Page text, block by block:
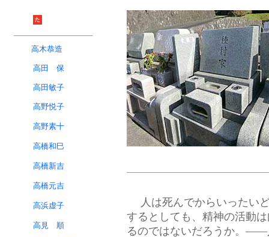
人は死んでからいったい
するとしても、精神の活動
るのではないだろうか。——
高木恭造
高田 保
高田敏子
高野悦子
高野素十
高橋和巳
高橋新吉
高橋元吉
高浜虚子
高見 順